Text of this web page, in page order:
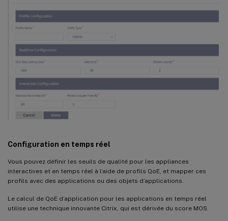
Configuration en temps réel
Vous pouvez définir les seuils de qualité pour les appliances
interactives et en temps réel à l’aide de profils QoE, et mapper ces
profils avec des applications ou des objets d’applications.
Le calcul de QoE d’application pour les applications en temps réel
utilise une technique innovante Citrix, qui est dérivée du score MOS.